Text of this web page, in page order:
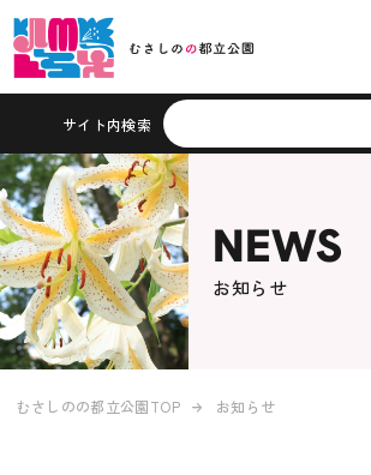
サイト内検索
NEWS
お知らせ
むさしのの都立公園TOP お知らせ